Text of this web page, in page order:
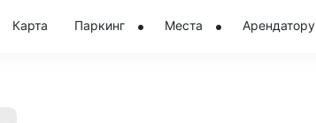
Карта Паркинг Места Арендатору